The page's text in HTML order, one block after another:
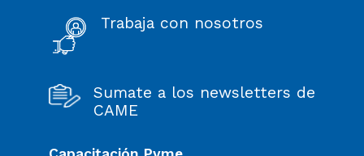
Trabaja con nosotros
Sumate a los newsletters de
CAME